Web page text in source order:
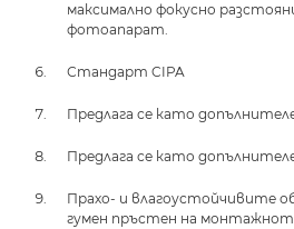
максимално фокусно
фотоапарат.
Стандарт CIPA
Предлага се като
Предлага се като
Прахо- и влагоустойчивите
гумен пръстен на